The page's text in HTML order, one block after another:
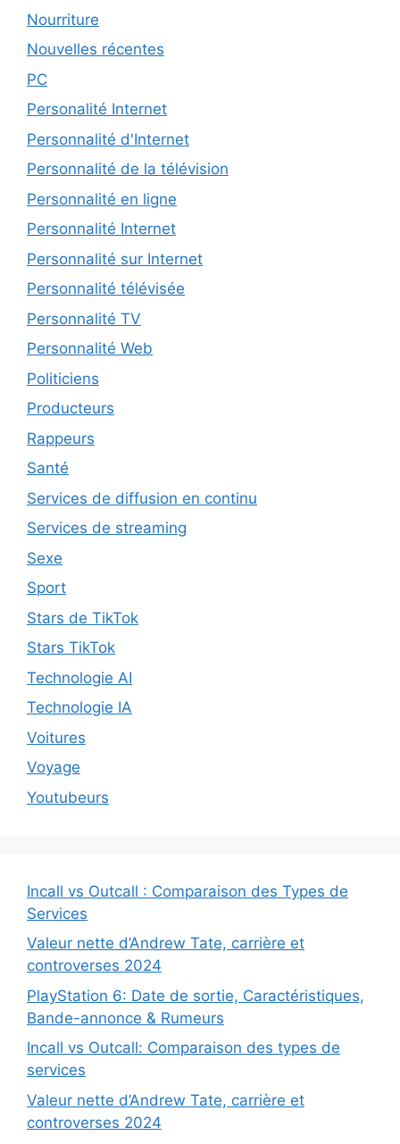
Nourriture
Nouvelles récentes
PC
Personalité Internet
Personnalité d'Internet
Personnalité de la télévision
Personnalité en ligne
Personnalité Internet
Personnalité sur Internet
Personnalité télévisée
Personnalité TV
Personnalité Web
Politiciens
Producteurs
Rappeurs
Santé
Services de diffusion en continu
Services de streaming
Sexe
Sport
Stars de TikTok
Stars TikTok
Technologie AI
Technologie IA
Voitures
Voyage
Youtubeurs
Incall vs Outcall : Comparaison des Types de
Services
Valeur nette d’Andrew Tate, carrière et
controverses 2024
PlayStation 6: Date de sortie, Caractéristiques,
Bande-annonce & Rumeurs
Incall vs Outcall: Comparaison des types de
services
Valeur nette d’Andrew Tate, carrière et
controverses 2024